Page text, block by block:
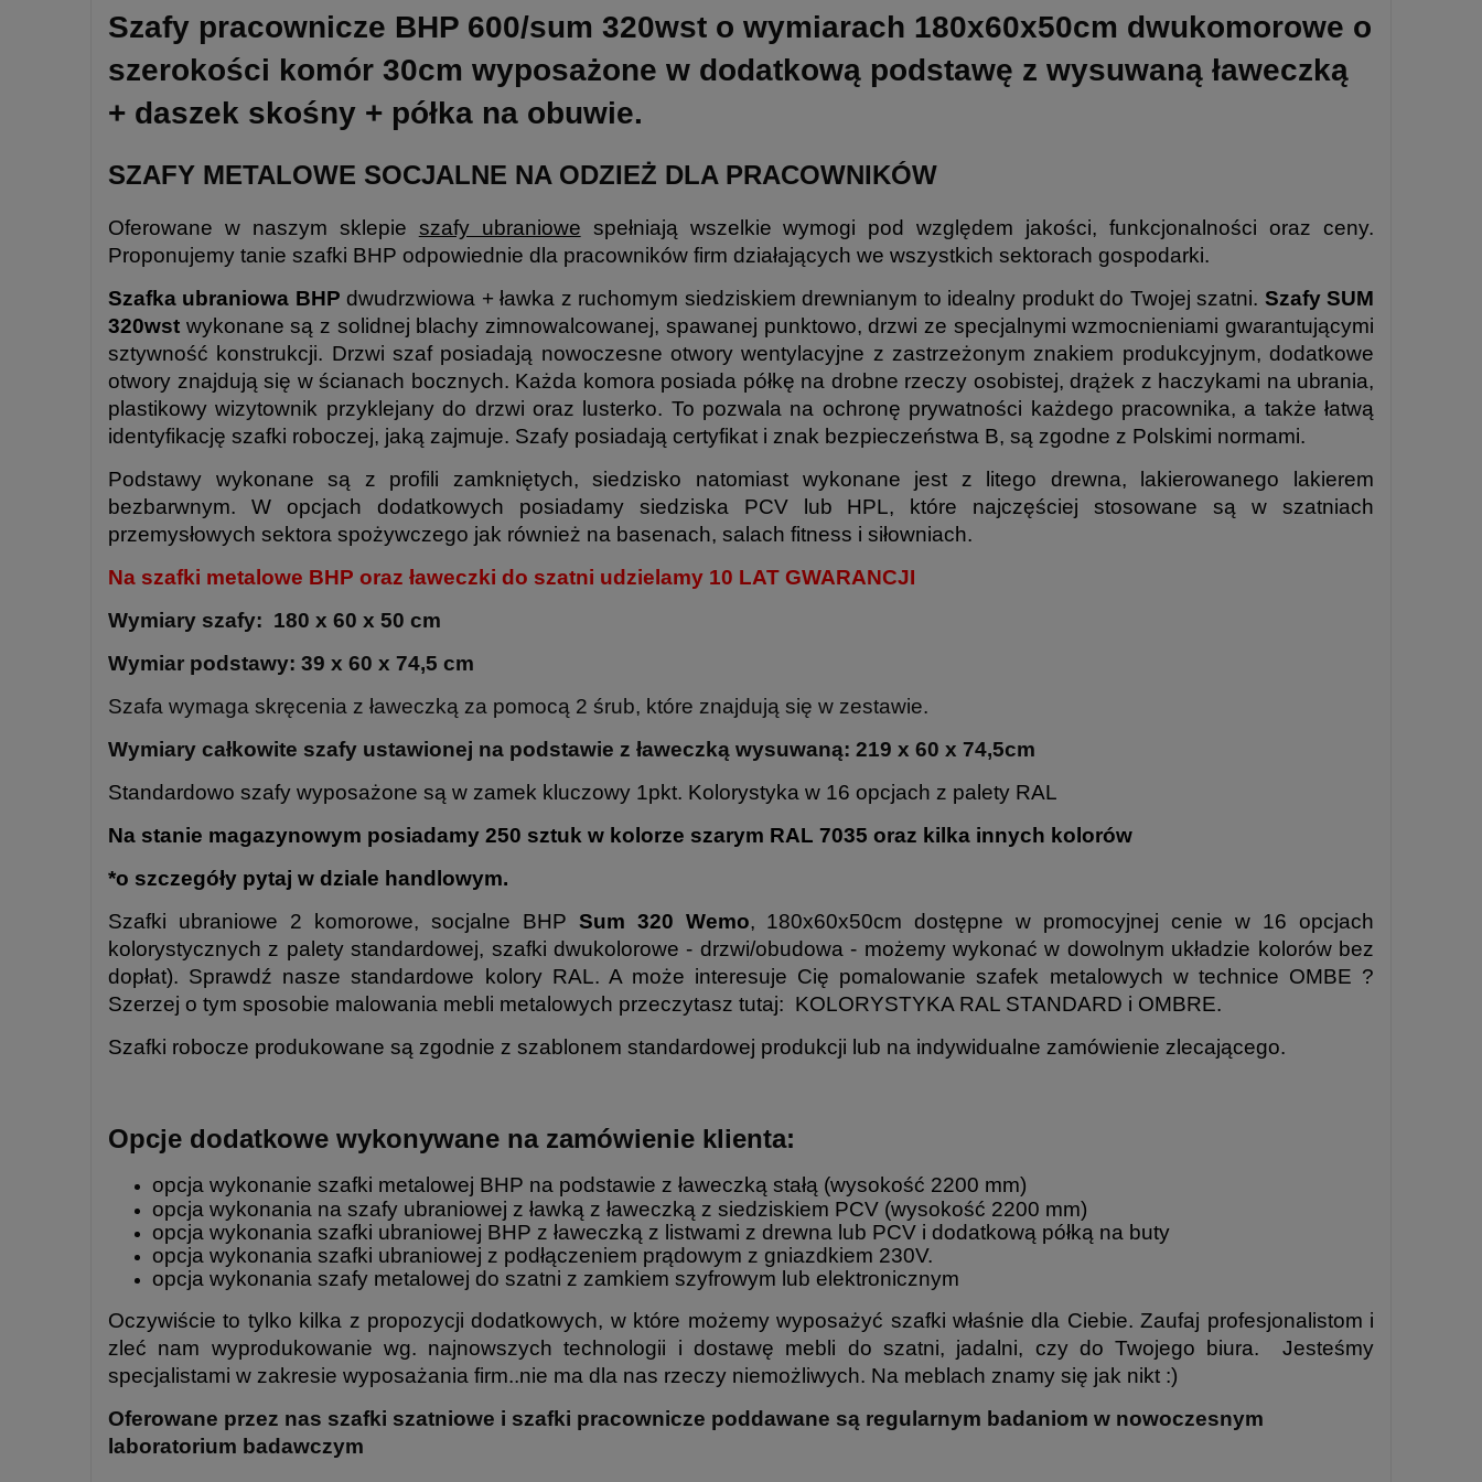
Szafy pracownicze BHP 600/sum 320wst o wymiarach 180x60x50cm dwukomorowe o
szerokości komór 30cm wyposażone w dodatkową podstawę z wysuwaną ławeczką
+ daszek skośny + półka na obuwie.
SZAFY METALOWE SOCJALNE NA ODZIEŻ DLA PRACOWNIKÓW
Oferowane w naszym sklepie szafy ubraniowe spełniają wszelkie wymogi pod względem jakości, funkcjonalności oraz ceny.
Proponujemy tanie szafki BHP odpowiednie dla pracowników firm działających we wszystkich sektorach gospodarki.
Szafka ubraniowa BHP dwudrzwiowa + ławka z ruchomym siedziskiem drewnianym to idealny produkt do Twojej szatni. Szafy SUM
320wst wykonane są z solidnej blachy zimnowalcowanej, spawanej punktowo, drzwi ze specjalnymi wzmocnieniami gwarantującymi
sztywność konstrukcji. Drzwi szaf posiadają nowoczesne otwory wentylacyjne z zastrzeżonym znakiem produkcyjnym, dodatkowe
otwory znajdują się w ścianach bocznych. Każda komora posiada półkę na drobne rzeczy osobistej, drążek z haczykami na ubrania,
plastikowy wizytownik przyklejany do drzwi oraz lusterko. To pozwala na ochronę prywatności każdego pracownika, a także łatwą
identyfikację szafki roboczej, jaką zajmuje. Szafy posiadają certyfikat i znak bezpieczeństwa B, są zgodne z Polskimi normami.
Podstawy wykonane są z profili zamkniętych, siedzisko natomiast wykonane jest z litego drewna, lakierowanego lakierem
bezbarwnym. W opcjach dodatkowych posiadamy siedziska PCV lub HPL, które najczęściej stosowane są w szatniach
przemysłowych sektora spożywczego jak również na basenach, salach fitness i siłowniach.
Na szafki metalowe BHP oraz ławeczki do szatni udzielamy 10 LAT GWARANCJI
Wymiary szafy: 180 x 60 x 50 cm
Wymiar podstawy: 39 x 60 x 74,5 cm
Szafa wymaga skręcenia z ławeczką za pomocą 2 śrub, które znajdują się w zestawie.
Wymiary całkowite szafy ustawionej na podstawie z ławeczką wysuwaną: 219 x 60 x 74,5cm
Standardowo szafy wyposażone są w zamek kluczowy 1pkt. Kolorystyka w 16 opcjach z palety RAL
Na stanie magazynowym posiadamy 250 sztuk w kolorze szarym RAL 7035 oraz kilka innych kolorów
*o szczegóły pytaj w dziale handlowym.
Szafki ubraniowe 2 komorowe, socjalne BHP Sum 320 Wemo, 180x60x50cm dostępne w promocyjnej cenie w 16 opcjach
kolorystycznych z palety standardowej, szafki dwukolorowe - drzwi/obudowa - możemy wykonać w dowolnym układzie kolorów bez
dopłat). Sprawdź nasze standardowe kolory RAL. A może interesuje Cię pomalowanie szafek metalowych w technice OMBE ?
Szerzej o tym sposobie malowania mebli metalowych przeczytasz tutaj: KOLORYSTYKA RAL STANDARD i OMBRE.
Szafki robocze produkowane są zgodnie z szablonem standardowej produkcji lub na indywidualne zamówienie zlecającego.
Opcje dodatkowe wykonywane na zamówienie klienta:
opcja wykonanie szafki metalowej BHP na podstawie z ławeczką stałą (wysokość 2200 mm)
opcja wykonania na szafy ubraniowej z ławką z ławeczką z siedziskiem PCV (wysokość 2200 mm)
opcja wykonania szafki ubraniowej BHP z ławeczką z listwami z drewna lub PCV i dodatkową półką na buty
opcja wykonania szafki ubraniowej z podłączeniem prądowym z gniazdkiem 230V.
opcja wykonania szafy metalowej do szatni z zamkiem szyfrowym lub elektronicznym
Oczywiście to tylko kilka z propozycji dodatkowych, w które możemy wyposażyć szafki właśnie dla Ciebie. Zaufaj profesjonalistom i
zleć nam wyprodukowanie wg. najnowszych technologii i dostawę mebli do szatni, jadalni, czy do Twojego biura. Jesteśmy
specjalistami w zakresie wyposażania firm..nie ma dla nas rzeczy niemożliwych. Na meblach znamy się jak nikt :)
Oferowane przez nas szafki szatniowe i szafki pracownicze poddawane są regularnym badaniom w nowoczesnym
laboratorium badawczym